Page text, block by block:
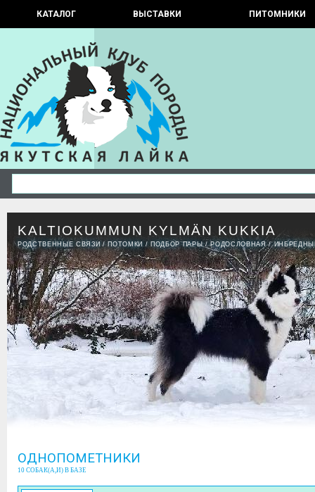
КАТАЛОГ ВЫСТАВКИ ПИТОМНИКИ
KALTIOKUMMUN KYLMÄN KUKKIA
РОДСТВЕННЫЕ СВЯЗИ /ПОТОМКИ / ПОДБОР ПАРЫ/РОДОСЛОВНАЯ/
ОДНОПОМЕТНИКИ
10 СОБАК(А,И) В БАЗЕ